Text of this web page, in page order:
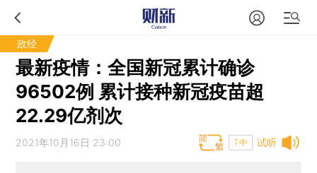
政经
最新疫情：全国新冠累计确诊
96502例 累计接种新冠疫苗超
22.29亿剂次
试听
2021年10月16日 23:00 T中